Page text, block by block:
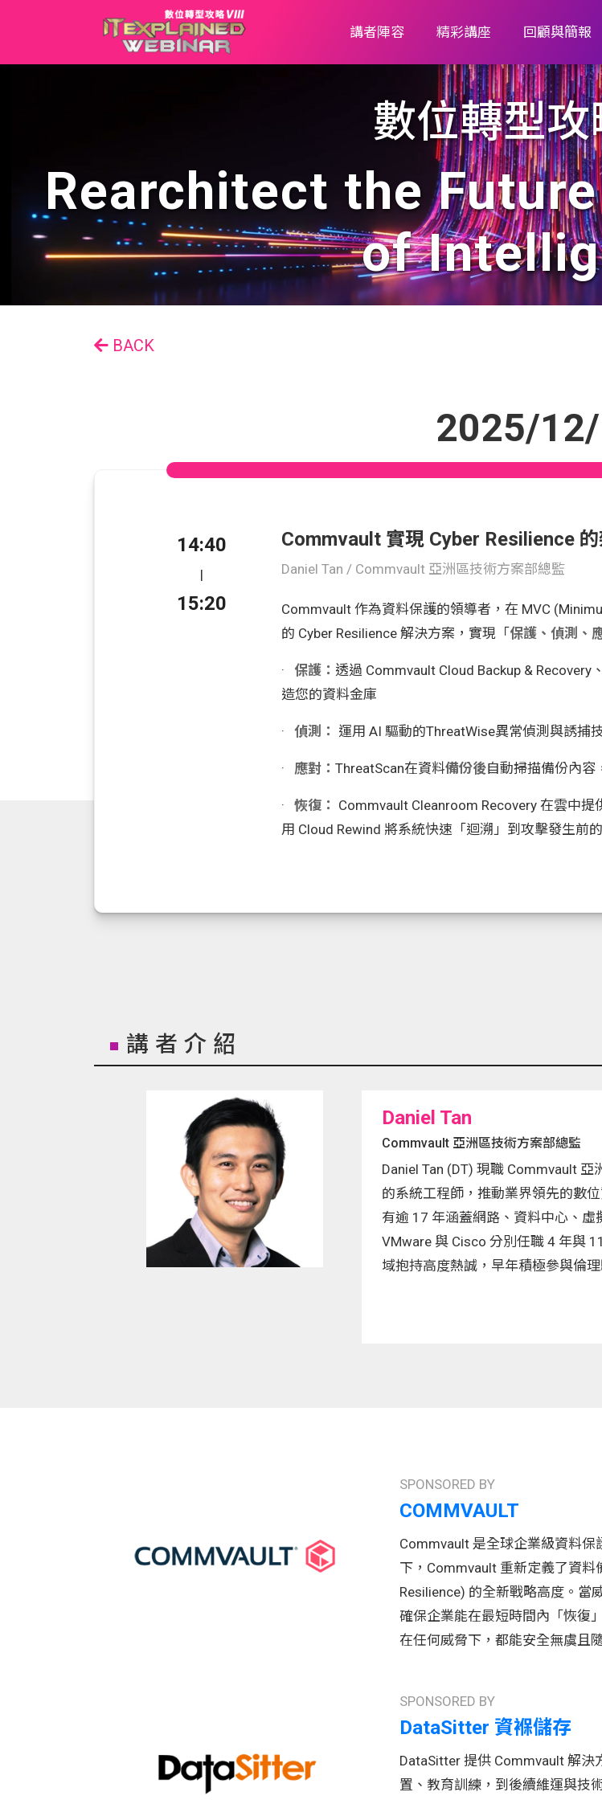
講者陣容 精彩講座 回顧與簡報
數位轉型攻
Rearchitect the
of
BACK
2025/
14:40
|
15:20
Commvault 實現 Cyber Resilience
Daniel Tan / Commvault 亞洲區技術方案部總監
Commvault 作為資料保護的領導者，在 MVC
的 Cyber Resilience 解決方案，實現「 保護、偵測、
· 保護： 透過 Commvault Cloud Backup &
造您的資料金庫
·偵測： 運用 AI 驅動的ThreatWise異常偵測與誘捕
· 應對：ThreatScan在資料備份後自動掃描備份內容
·恢復： Commvault Cleanroom Recovery 在雲中
用 Cloud Rewind 將系統快速「迴溯」到攻擊發生前
講者介紹
Daniel Tan
Commvault 亞洲區技術方案部總監
Daniel Tan (DT) 現職 Commvault
的系統工程師，推動業界領先的數
有逾 17 年涵蓋網路、資料中心、
VMware 與 Cisco 分別任職 4 年與
域抱持高度熱誠，早年積極參與倫
SPONSORED BY
COMMVAULT
Commvault 是全球企業級資料
下，Commvault 重新定義了資料
Resilience) 的全新戰略高度。當
確保企業能在最短時間內「恢復
在任何威脅下，都能安全無虞且
SPONSORED BY
DataSitter 資褓儲存
DataSitter 提供 Commvault 解
置、教育訓練，到後續維運與技